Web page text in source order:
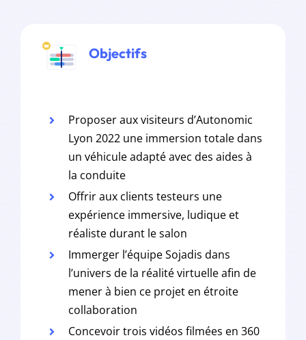
Objectifs
Proposer aux visiteurs d’Autonomic
Lyon 2022 une immersion totale dans
un véhicule adapté avec des aides à
la conduite
Offrir aux clients testeurs une
expérience immersive, ludique et
réaliste durant le salon
Immerger l’équipe Sojadis dans
l’univers de la réalité virtuelle afin de
mener à bien ce projet en étroite
collaboration
Concevoir trois vidéos filmées en 360